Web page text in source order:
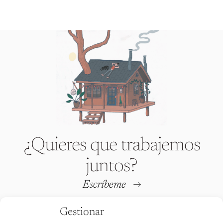
Gestionar
¿Quieres que trabajemos
juntos?
Escríbeme